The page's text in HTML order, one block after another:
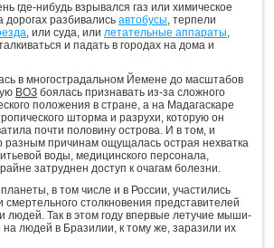
где-нибудь взрывался газ или химическое
дорогах разбивались автобусы, терпели
, или суда, или летательные аппараты,
и падать в городах на дома и
в многострадальном Йемене до масштабов
ВОЗ боялась признавать из-за сложного
положения в стране, а на Мадагаскаре
шторма и разрухи, которую он
почти половину острова. И в том, и
разным причинам ощущалась острая нехватка
воды, медицинского персонала,
затруднен доступ к очагам болезни.
в том числе и в России, участились
смертельного столкновения представителей
людей. Так в этом году впервые летучие мыши-
людей в Бразилии, к тому же, заразили их